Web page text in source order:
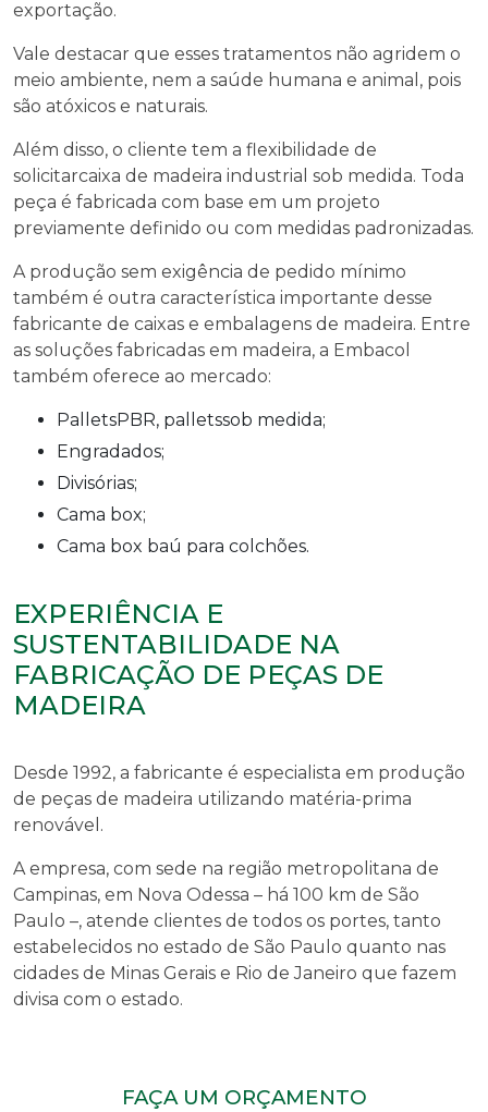
exportação.
Vale destacar que esses tratamentos não agridem o
meio ambiente, nem a saúde humana e animal, pois
são atóxicos e naturais.
Além disso, o cliente tem a flexibilidade de
solicitarcaixa de madeira industrial sob medida. Toda
peça é fabricada com base em um projeto
previamente definido ou com medidas padronizadas.
A produção sem exigência de pedido mínimo
também é outra característica importante desse
fabricante de caixas e embalagens de madeira. Entre
as soluções fabricadas em madeira, a Embacol
também oferece ao mercado:
PalletsPBR, palletssob medida;
Engradados;
Divisórias;
Cama box;
Cama box baú para colchões.
EXPERIÊNCIA E
SUSTENTABILIDADE NA
FABRICAÇÃO DE PEÇAS DE
MADEIRA
Desde 1992, a fabricante é especialista em produção
de peças de madeira utilizando matéria-prima
renovável.
A empresa, com sede na região metropolitana de
Campinas, em Nova Odessa – há 100 km de São
Paulo –, atende clientes de todos os portes, tanto
estabelecidos no estado de São Paulo quanto nas
cidades de Minas Gerais e Rio de Janeiro que fazem
divisa com o estado.
FAÇA UM ORÇAMENTO